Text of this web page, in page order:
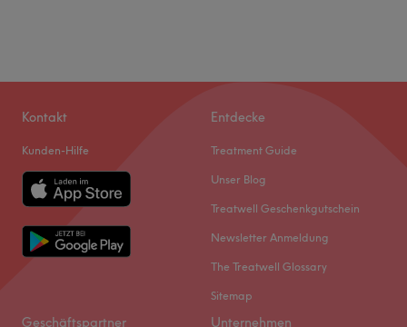
Kontakt
Kunden-Hilfe
Entdecke
Treatment Guide
Unser Blog
Treatwell Geschenkgutschein
Newsletter Anmeldung
The Treatwell Glossary
Sitemap
Geschäftspartner Unternehmen